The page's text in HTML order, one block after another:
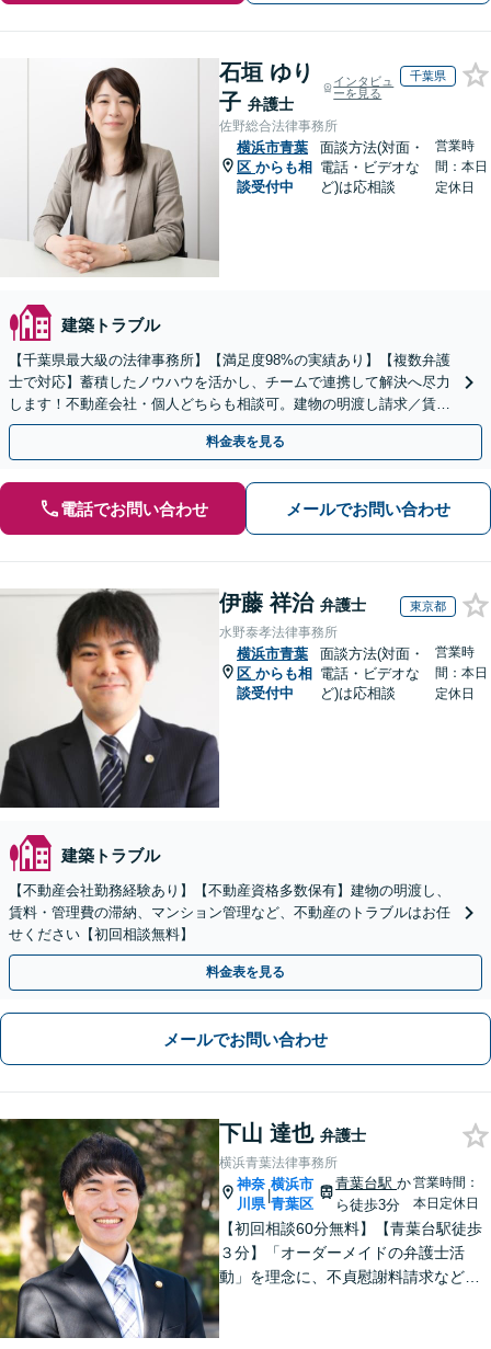
石垣 ゆり
子 弁護士
インタビュ
ーを見る
千葉県
佐野総合法律事務所
横浜市青葉
区 からも相
談受付中
面談方法(対面・
電話・ビデオな
ど)は応相談
営業時
間：本日
定休日
建築トラブル
【千葉県最大級の法律事務所】【満足度98%の実績あり】【複数弁護
士で対応】蓄積したノウハウを活かし、チームで連携して解決へ尽力
します！不動産会社・個人どちらも相談可。建物の明渡し請求／賃貸
借契約書の作成／離婚の財産分与等【千葉中央駅5分】
料金表を見る
電話でお問い合わせ メールでお問い合わせ
伊藤 祥治 弁護士 東京都
水野泰孝法律事務所
横浜市青葉
区 からも相
談受付中
面談方法(対面・
電話・ビデオな
ど)は応相談
営業時
間：本日
定休日
建築トラブル
【不動産会社勤務経験あり】【不動産資格多数保有】建物の明渡し、
賃料・管理費の滞納、マンション管理など、不動産のトラブルはお任
せください【初回相談無料】
料金表を見る
メールでお問い合わせ
下山 達也 弁護士
横浜青葉法律事務所
神奈
川県
|
横浜市
青葉区
青葉台駅か
ら徒歩3分
営業時間：
本日定休日
【初回相談60分無料】【青葉台駅徒歩
３分】「オーダーメイドの弁護士活
動」を理念に、不貞慰謝料請求などの